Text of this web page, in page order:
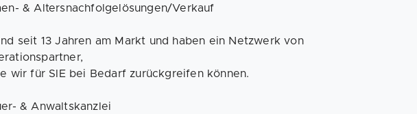
& Altersnachfolgelösungen/Verkauf
seit 13 Jahren am Markt und haben ein Netzwerk von
wir für SIE bei Bedarf zurückgreifen können.
& Anwaltskanzlei